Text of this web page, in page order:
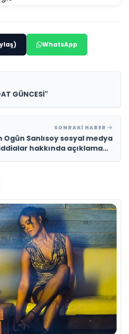
WhatsApp
GÜNCESİ"
SONRAKI HABER
Sanlısoy sosyal medya
hakkında açıklamada